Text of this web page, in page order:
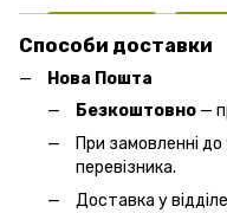
Способи доставки
Нова Пошта
Безкоштовно —
При замовленні
перевізника.
Доставка у